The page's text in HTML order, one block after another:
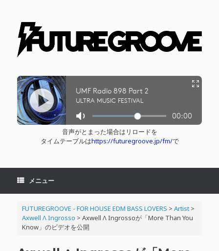
音声がとまった場合はリロードを
タイムテーブルはhttps://futuregroove.jp/fm/で
メニュー
FUTUREGROOVE - FOR HOUSE EDM BASS LOVERS > Artist>
Axwell Λ Ingrosso > Axwell Λ Ingrossoが「More Than You
Know」のビデオを公開